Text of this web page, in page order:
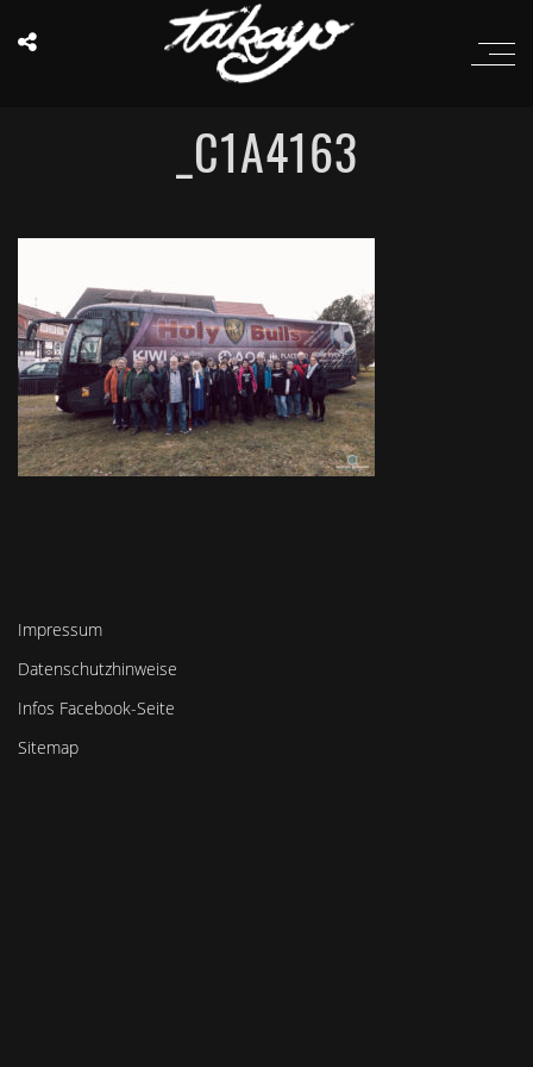
_C1A4163
Impressum
Datenschutzhinweise
Infos Facebook-Seite
Sitemap